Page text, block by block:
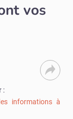
vos
:
informations à